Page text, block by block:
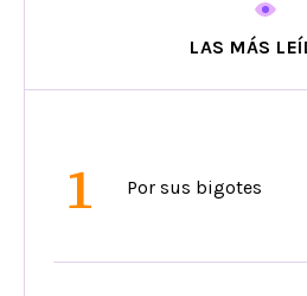
LAS MÁS
1 Por sus bigotes